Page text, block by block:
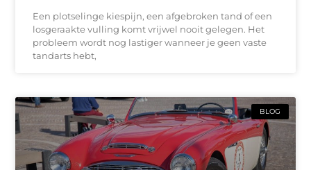
Een plotselinge kiespijn, een afgebroken tand of een
losgeraakte vulling komt vrijwel nooit gelegen. Het
probleem wordt nog lastiger wanneer je geen vaste
tandarts hebt,
BLOG